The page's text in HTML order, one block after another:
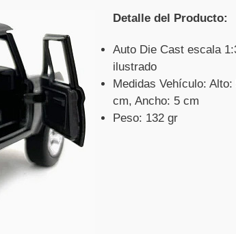
Detalle del Producto:
Auto Die Cast escala
ilustrado
Medidas Vehículo:
cm, Ancho: 5 cm
Peso: 132 gr